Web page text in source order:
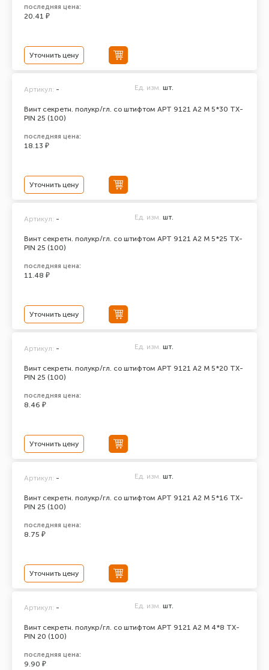
последняя цена:
20.41 ₽
Уточнить цену
Винт секретн. полукр/гл. со штифтом АРТ 9121 А2 M 5*30 TX-
PIN 25 (100)
Артикул: - Ед. изм. шт.
последняя цена:
18.13 ₽
Уточнить цену
Винт секретн. полукр/гл. со штифтом АРТ 9121 А2 M 5*25 TX-
PIN 25 (100)
Артикул: - Ед. изм. шт.
последняя цена:
11.48 ₽
Уточнить цену
Винт секретн. полукр/гл. со штифтом АРТ 9121 А2 M 5*20 TX-
PIN 25 (100)
Артикул: - Ед. изм. шт.
последняя цена:
8.46 ₽
Уточнить цену
Винт секретн. полукр/гл. со штифтом АРТ 9121 А2 M 5*16 TX-
PIN 25 (100)
Артикул: - Ед. изм. шт.
последняя цена:
8.75 ₽
Уточнить цену
Винт секретн. полукр/гл. со штифтом АРТ 9121 А2 M 4*8 TX-
PIN 20 (100)
Артикул: - Ед. изм. шт.
последняя цена:
9.90 ₽